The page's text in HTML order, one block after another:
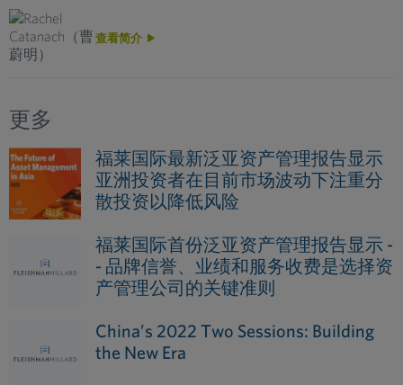
查看简介
更多
福莱国际最新泛亚资产管理报告显示
亚洲投资者在目前市场波动下注重分
散投资以降低风险
福莱国际首份泛亚资产管理报告显示 -
- 品牌信誉、业绩和服务收费是选择资
产管理公司的关键准则
China’s 2022 Two Sessions: Building
the New Era